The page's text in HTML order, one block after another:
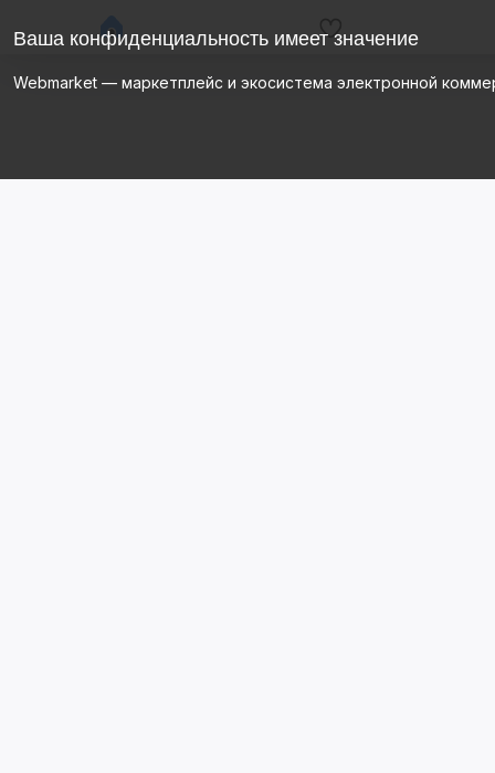
Ваша конфиденциальность имеет значение
Webmarket — маркетплейс и экосистема электронной